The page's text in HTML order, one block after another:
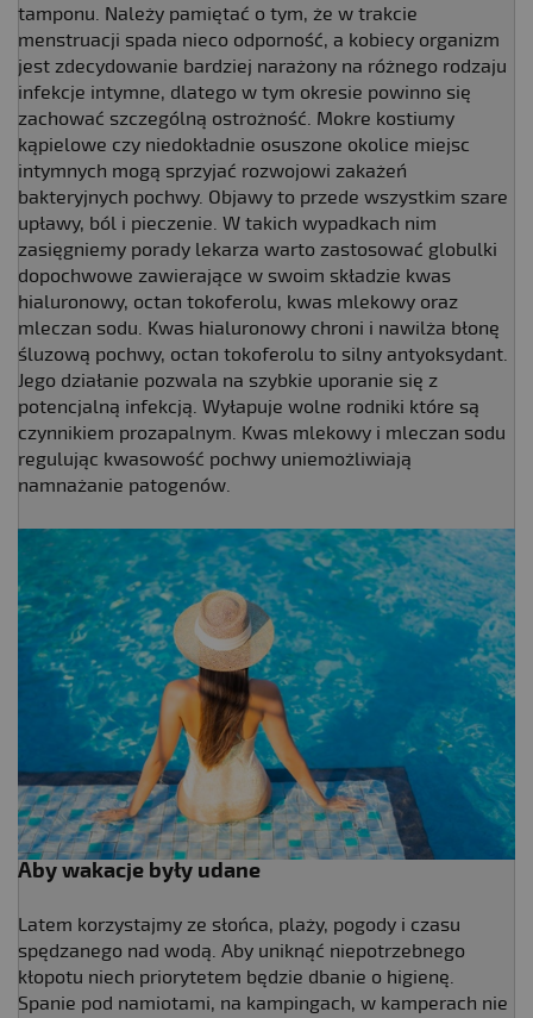
tamponu. Należy pamiętać o tym, że w trakcie
menstruacji spada nieco odporność, a kobiecy organizm
jest zdecydowanie bardziej narażony na różnego rodzaju
infekcje intymne, dlatego w tym okresie powinno się
zachować szczególną ostrożność. Mokre kostiumy
kąpielowe czy niedokładnie osuszone okolice miejsc
intymnych mogą sprzyjać rozwojowi zakażeń
bakteryjnych pochwy. Objawy to przede wszystkim szare
upławy, ból i pieczenie. W takich wypadkach nim
zasięgniemy porady lekarza warto zastosować globulki
dopochwowe zawierające w swoim składzie kwas
hialuronowy, octan tokoferolu, kwas mlekowy oraz
mleczan sodu. Kwas hialuronowy chroni i nawilża błonę
śluzową pochwy, octan tokoferolu to silny antyoksydant.
Jego działanie pozwala na szybkie uporanie się z
potencjalną infekcją. Wyłapuje wolne rodniki które są
czynnikiem prozapalnym. Kwas mlekowy i mleczan sodu
regulując kwasowość pochwy uniemożliwiają
namnażanie patogenów.
Aby wakacje były udane
Latem korzystajmy ze słońca, plaży, pogody i czasu
spędzanego nad wodą. Aby uniknąć niepotrzebnego
kłopotu niech priorytetem będzie dbanie o higienę.
Spanie pod namiotami, na kampingach, w kamperach nie